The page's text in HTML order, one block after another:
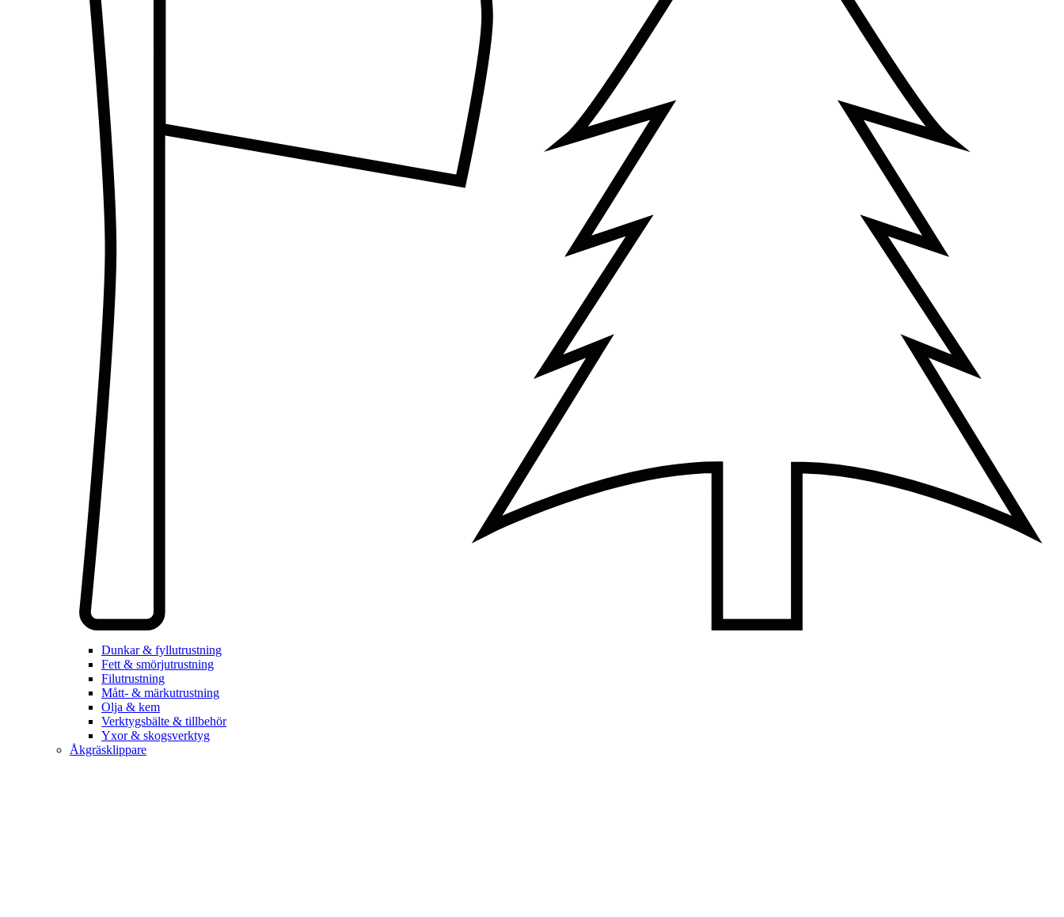
Dunkar & fyllutrustning
Fett & smörjutrustning
Filutrustning
Mått- & märkutrustning
Olja & kem
Verktygsbälte & tillbehör
Yxor & skogsverktyg
Åkgräsklippare